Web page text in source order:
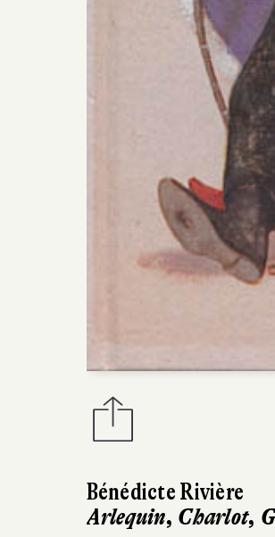
Antoine de Baecque
Objectif Cinéma
17/10/2013
336 pages, 25 €